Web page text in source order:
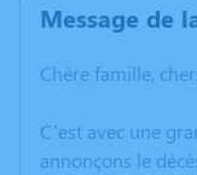
Message de
Chère famille,
C’est avec une
annonçons le